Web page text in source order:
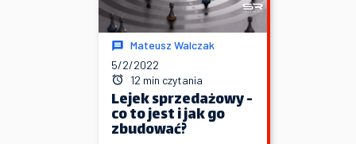
Mateusz Walczak
5/2/2022
12 min czytania
Lejek sprzedażowy -
co to jest i jak go
zbudować?